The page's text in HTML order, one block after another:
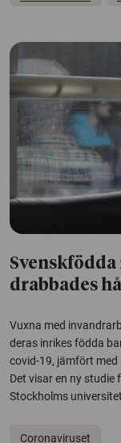
drabbades
Vuxna med
deras inrikes födda
covid-19, jämfört
Det visar en ny studie
Stockholms
Coronaviruset